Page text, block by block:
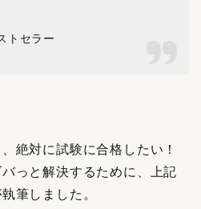
トセラー
絶対に試験に合格したい！
っと解決するために、
上記
筆しました。